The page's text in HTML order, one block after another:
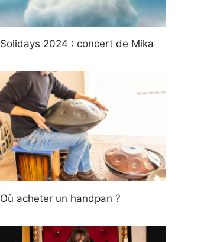
Solidays 2024 : concert de Mika
Où acheter un handpan ?